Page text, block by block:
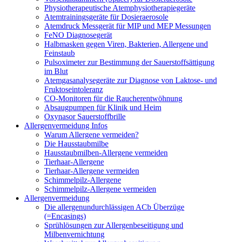
Physiotherapeutische Atemphysiotherapiegeräte
Atemtrainingsgeräte für Dosieraerosole
Atemdruck Messgerät für MIP und MEP Messungen
FeNO Diagnosegerät
Halbmasken gegen Viren, Bakterien, Allergene und
Feinstaub
Pulsoximeter zur Bestimmung der Sauerstoffsättigung
im Blut
Atemgasanalysegeräte zur Diagnose von Laktose- und
Fruktoseintoleranz
CO-Monitoren für die Raucherentwöhnung
Absaugpumpen für Klinik und Heim
Oxynasor Sauerstoffbrille
Allergenvermeidung Infos
Warum Allergene vermeiden?
Die Hausstaubmilbe
Hausstaubmilben-Allergene vermeiden
Tierhaar-Allergene
Tierhaar-Allergene vermeiden
Schimmelpilz-Allergene
Schimmelpilz-Allergene vermeiden
Allergenvermeidung
Die allergenundurchlässigen ACb Überzüge
(=Encasings)
Sprühlösungen zur Allergenbeseitigung und
Milbenvernichtung